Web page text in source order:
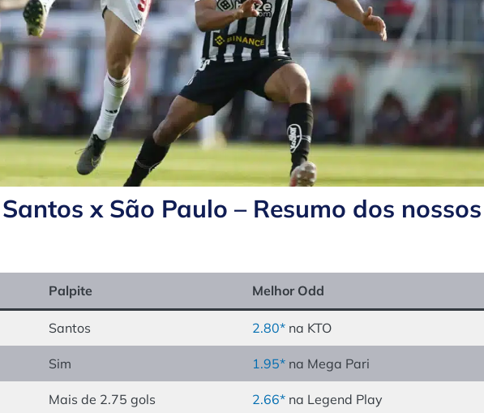
x São Paulo – Resumo dos nossos
Palpite Melhor Odd
Santos 2.80* na KTO
Sim 1.95* na Mega Pari
Mais de 2.75 gols 2.66* na Legend Play